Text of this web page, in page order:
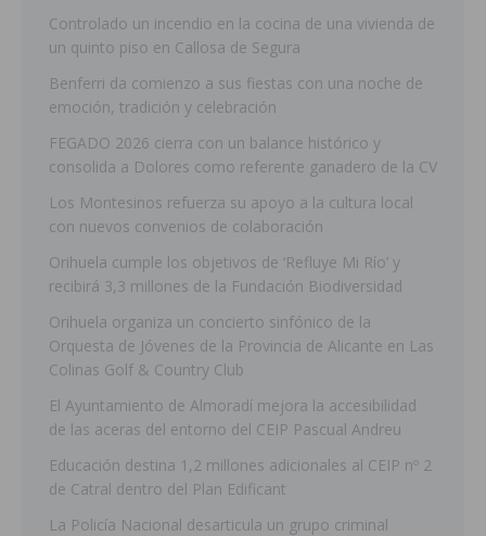
Controlado un incendio en la cocina de una vivienda de
un quinto piso en Callosa de Segura
Benferri da comienzo a sus fiestas con una noche de
emoción, tradición y celebración
FEGADO 2026 cierra con un balance histórico y
consolida a Dolores como referente ganadero de la CV
Los Montesinos refuerza su apoyo a la cultura local
con nuevos convenios de colaboración
Orihuela cumple los objetivos de ‘Refluye Mi Río’ y
recibirá 3,3 millones de la Fundación Biodiversidad
Orihuela organiza un concierto sinfónico de la
Orquesta de Jóvenes de la Provincia de Alicante en Las
Colinas Golf & Country Club
El Ayuntamiento de Almoradí mejora la accesibilidad
de las aceras del entorno del CEIP Pascual Andreu
Educación destina 1,2 millones adicionales al CEIP nº 2
de Catral dentro del Plan Edificant
La Policía Nacional desarticula un grupo criminal